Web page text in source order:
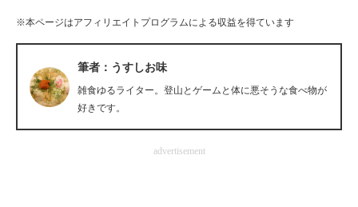
経営リーダーのコミュニティ
ITエンジニア向け専門サイト
※本ページはアフィリエイトプログラムによる収益を得ています
筆者：うすしお味
雑食ゆるライター。登山とゲームと体に悪そうな食べ物が
好きです。
advertisement